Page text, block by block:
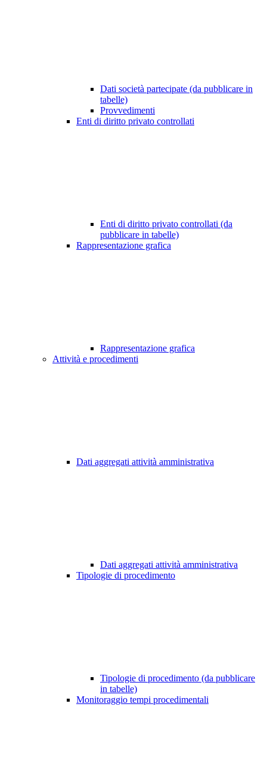
Dati società partecipate (da pubblicare in
tabelle)
Provvedimenti
Enti di diritto privato controllati
Enti di diritto privato controllati (da
pubblicare in tabelle)
Rappresentazione grafica
Rappresentazione grafica
Attività e procedimenti
Dati aggregati attività amministrativa
Dati aggregati attività amministrativa
Tipologie di procedimento
Tipologie di procedimento (da pubblicare
in tabelle)
Monitoraggio tempi procedimentali